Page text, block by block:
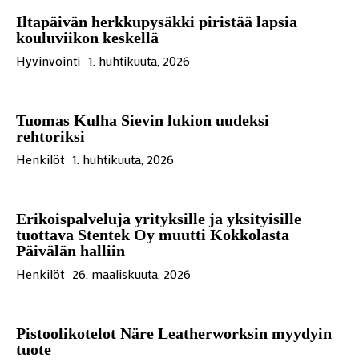
Iltapäivän herkkupysäkki piristää lapsia
kouluviikon keskellä
Hyvinvointi 1. huhtikuuta, 2026
Tuomas Kulha Sievin lukion uudeksi
rehtoriksi
Henkilöt 1. huhtikuuta, 2026
Erikoispalveluja yrityksille ja yksityisille
tuottava Stentek Oy muutti Kokkolasta
Päivälän halliin
Henkilöt 26. maaliskuuta, 2026
Pistoolikotelot Näre Leatherworksin myydyin
tuote